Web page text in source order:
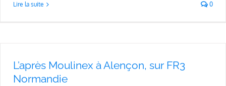
Lire la suite 0
L’après Moulinex à Alençon, sur FR3
Normandie